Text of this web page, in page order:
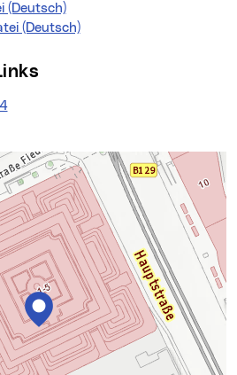
(Deutsch)Baubeschreibung
(Deutsch)Baubeschreibung
(neues Fenster)